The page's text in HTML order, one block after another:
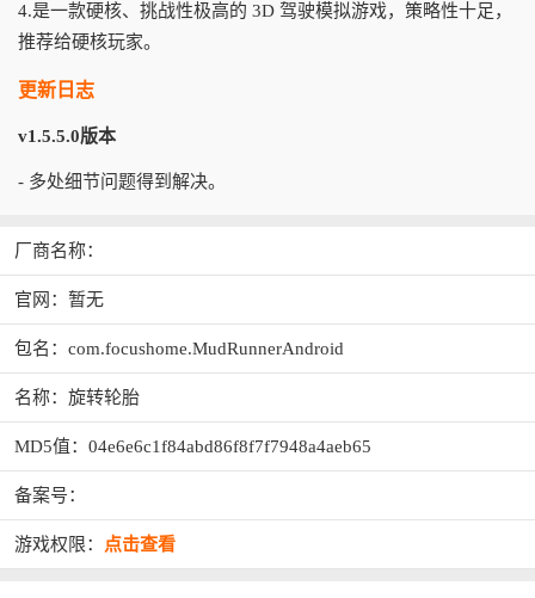
4.是一款硬核、挑战性极高的 3D 驾驶模拟游戏，策略性十足，
推荐给硬核玩家。
更新日志
v1.5.5.0版本
- 多处细节问题得到解决。
厂商名称：
官网：暂无
包名：com.focushome.MudRunnerAndroid
名称：旋转轮胎
MD5值：04e6e6c1f84abd86f8f7f7948a4aeb65
备案号：
游戏权限： 点击查看